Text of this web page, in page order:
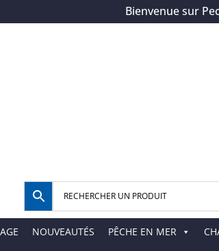
Bienvenue sur
NOUVEAUTÉS PÊCHE EN MER